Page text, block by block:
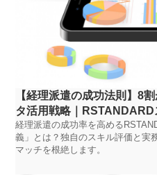
【経理派遣の成功法則】8
タ活用戦略｜RSTANDARD
経理派遣の成功率を高める
義」とは？独自のスキル評価と実
マッチを根絶します。